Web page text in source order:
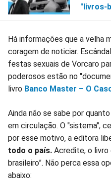
"livros-
Há informações que a velha
coragem de noticiar.
festas sexuais de Vorcaro
poderosos estão no
livro Banco Master – O
Ainda não se sabe por
em circulação. O "sistema",
por esse motivo, a editora
todo o país. Acredite, o livro
brasileiro”. Não perca essa
abaixo: